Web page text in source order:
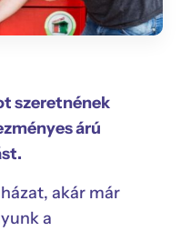
szeretnének
árú
akár már
a